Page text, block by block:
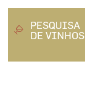
PESQUISA
DE VINHOS